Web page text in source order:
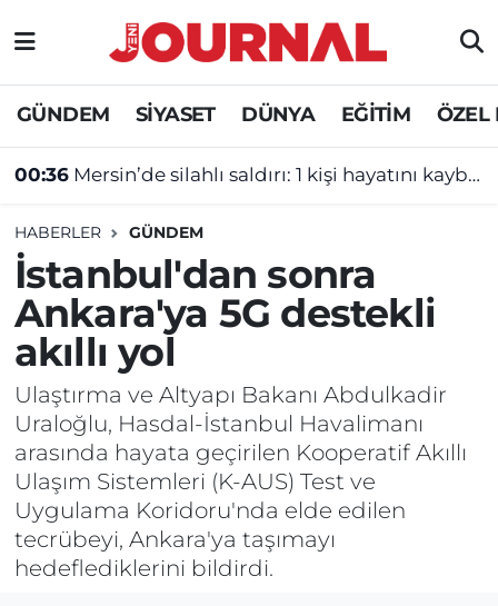
GÜNDEM SİYASET DÜNYA EĞİTİM ÖZEL
00:36 Mersin’de silahlı saldırı: 1 kişi hayatını kaybetti
HABERLER GÜNDEM
İstanbul'dan sonra
Ankara'ya 5G destekli
akıllı yol
Ulaştırma ve Altyapı Bakanı Abdulkadir
Uraloğlu, Hasdal-İstanbul Havalimanı
arasında hayata geçirilen Kooperatif Akıllı
Ulaşım Sistemleri (K-AUS) Test ve
Uygulama Koridoru'nda elde edilen
tecrübeyi, Ankara'ya taşımayı
hedeflediklerini bildirdi.
GÜNDEM
SİYASET
DÜNYA
EĞİTİM
ÖZEL HABER
Nöbetçi Eczaneler
Hava Durumu
Süper Lig Puan Durumu ve Fikstür
Tüm Manşetler
Son Dakika Haberleri
Haber Arşivi